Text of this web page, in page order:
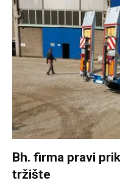
Bh. firma pravi
tržište